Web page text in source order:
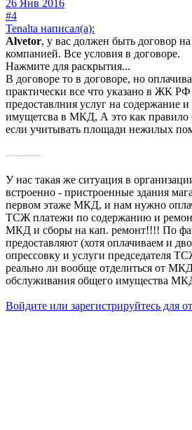
26 Янв 2016
#4
Tenalta написал(а):
Alvetor, у вас должен быть договор
компанией. Все условия в договоре.
Нажмите для раскрытия...
В договоре то в договоре, но
практически все что указано в ЖК
предоставлния услуг на содержание
имущетсва в МКД, А это как правило
если учитывать площади нежилых
----------
У нас такая же ситуация в
встроенно - пристроенные здания
первом этаже МКД, и нам нужно
ТСЖ платежи по содержанию и
МКД и сборы на кап. ремонт!!!! По
предоставляют (хотя оплачиваем и
опрессовку и услуги председателя
реально ли вообще отделиться от
обслуживания общего имущества
Войдите или зарегистрируйтесь для